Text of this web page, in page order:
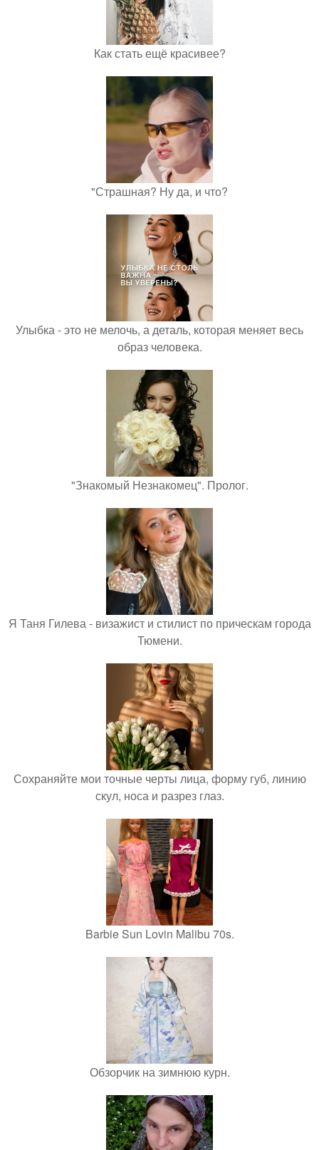
Как стать ещё красивее?
"Страшная? Ну да, и что?
Улыбка - это не мелочь, а деталь, которая меняет весь
образ человека.
"Знакомый Незнакомец". Пролог.
Я Таня Гилева - визажист и стилист по прическам города
Тюмени.
Сохраняйте мои точные черты лица, форму губ, линию
скул, носа и разрез глаз.
Barbie Sun Lovin Malibu 70s.
Обзорчик на зимнюю курн.